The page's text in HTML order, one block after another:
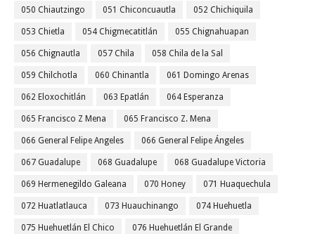
050 Chiautzingo 051 Chiconcuautla 052 Chichiquila
053 Chietla 054 Chigmecatitlán 055 Chignahuapan
056 Chignautla 057 Chila 058 Chila de la Sal
059 Chilchotla 060 Chinantla 061 Domingo Arenas
062 Eloxochitlán 063 Epatlán 064 Esperanza
065 Francisco Z Mena 065 Francisco Z. Mena
066 General Felipe Angeles 066 General Felipe Ángeles
067 Guadalupe 068 Guadalupe 068 Guadalupe Victoria
069 Hermenegildo Galeana 070 Honey 071 Huaquechula
072 Huatlatlauca 073 Huauchinango 074 Huehuetla
075 Huehuetlán El Chico 076 Huehuetlán El Grande